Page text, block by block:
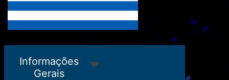
Informações
Gerais
Granada
Guatemala